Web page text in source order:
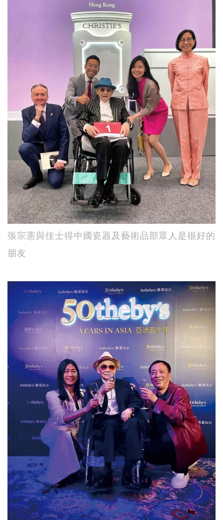
張宗憲與佳士得中國瓷器及藝術品部眾人是很好的
朋友